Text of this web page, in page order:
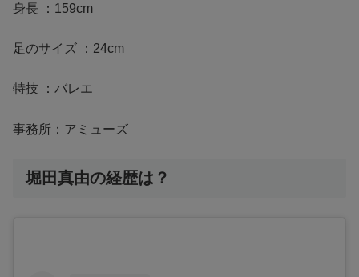
身長 ：159cm
足のサイズ ：24cm
特技 ：バレエ
事務所：アミューズ
堀田真由の経歴は？